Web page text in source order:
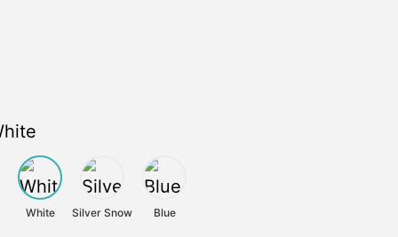
White Silver Snow Blue